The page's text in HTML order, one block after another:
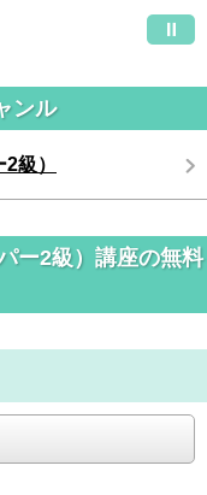
ンル
級）
ー2級）講座の無料